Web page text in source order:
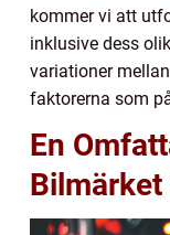
kommer vi att
inklusive dess
variationer
faktorerna som
En
Bilmärket